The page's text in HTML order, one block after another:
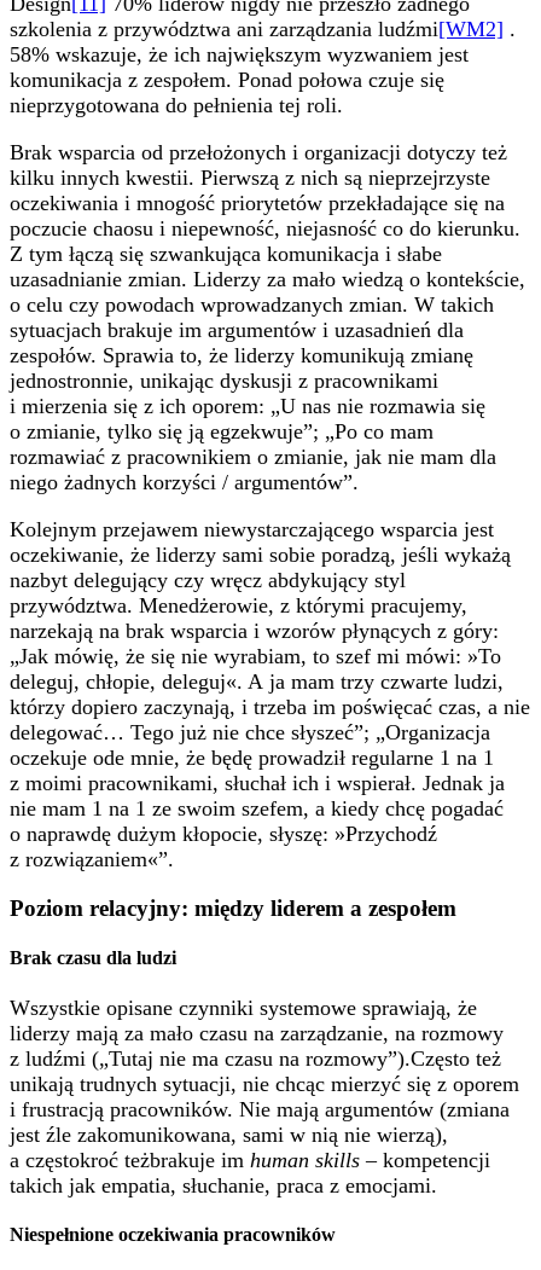
szkolenia z przywództwa ani zarządzania ludźmi[WM2] .
58% wskazuje, że ich największym wyzwaniem jest
komunikacja z zespołem. Ponad połowa czuje się
nieprzygotowana do pełnienia tej roli.
Brak wsparcia od przełożonych i organizacji dotyczy też
kilku innych kwestii. Pierwszą z nich są nieprzejrzyste
oczekiwania i mnogość priorytetów przekładające się na
poczucie chaosu i niepewność, niejasność co do kierunku.
Z tym łączą się szwankująca komunikacja i słabe
uzasadnianie zmian. Liderzy za mało wiedzą o kontekście,
o celu czy powodach wprowadzanych zmian. W takich
sytuacjach brakuje im argumentów i uzasadnień dla
zespołów. Sprawia to, że liderzy komunikują zmianę
jednostronnie, unikając dyskusji z pracownikami
i mierzenia się z ich oporem: „U nas nie rozmawia się
o zmianie, tylko się ją egzekwuje”; „Po co mam
rozmawiać z pracownikiem o zmianie, jak nie mam dla
niego żadnych korzyści / argumentów”.
Kolejnym przejawem niewystarczającego wsparcia jest
oczekiwanie, że liderzy sami sobie poradzą, jeśli wykażą
nazbyt delegujący czy wręcz abdykujący styl
przywództwa. Menedżerowie, z którymi pracujemy,
narzekają na brak wsparcia i wzorów płynących z góry:
„Jak mówię, że się nie wyrabiam, to szef mi mówi: »To
deleguj, chłopie, deleguj«. A ja mam trzy czwarte ludzi,
którzy dopiero zaczynają, i trzeba im poświęcać czas, a nie
delegować… Tego już nie chce słyszeć”; „Organizacja
oczekuje ode mnie, że będę prowadził regularne 1 na 1
z moimi pracownikami, słuchał ich i wspierał. Jednak ja
nie mam 1 na 1 ze swoim szefem, a kiedy chcę pogadać
o naprawdę dużym kłopocie, słyszę: »Przychodź
z rozwiązaniem«”.
Poziom relacyjny: między liderem a zespołem
Brak czasu dla ludzi
Wszystkie opisane czynniki systemowe sprawiają, że
liderzy mają za mało czasu na zarządzanie, na rozmowy
z ludźmi („Tutaj nie ma czasu na rozmowy”).Często też
unikają trudnych sytuacji, nie chcąc mierzyć się z oporem
i frustracją pracowników. Nie mają argumentów (zmiana
jest źle zakomunikowana, sami w nią nie wierzą),
a częstokroć teżbrakuje im human skills – kompetencji
takich jak empatia, słuchanie, praca z emocjami.
Niespełnione oczekiwania pracowników